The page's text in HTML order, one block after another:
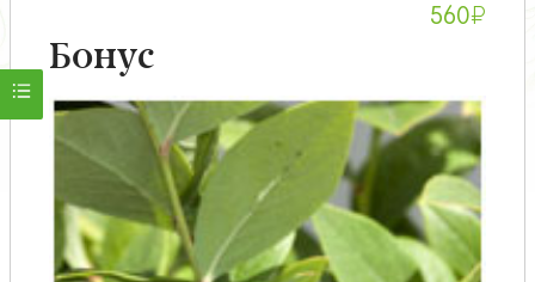
Малина
Мини-деревья
НОВИНКА Английские и Японские розы
Саженцы плодовые
Бонус
560₽